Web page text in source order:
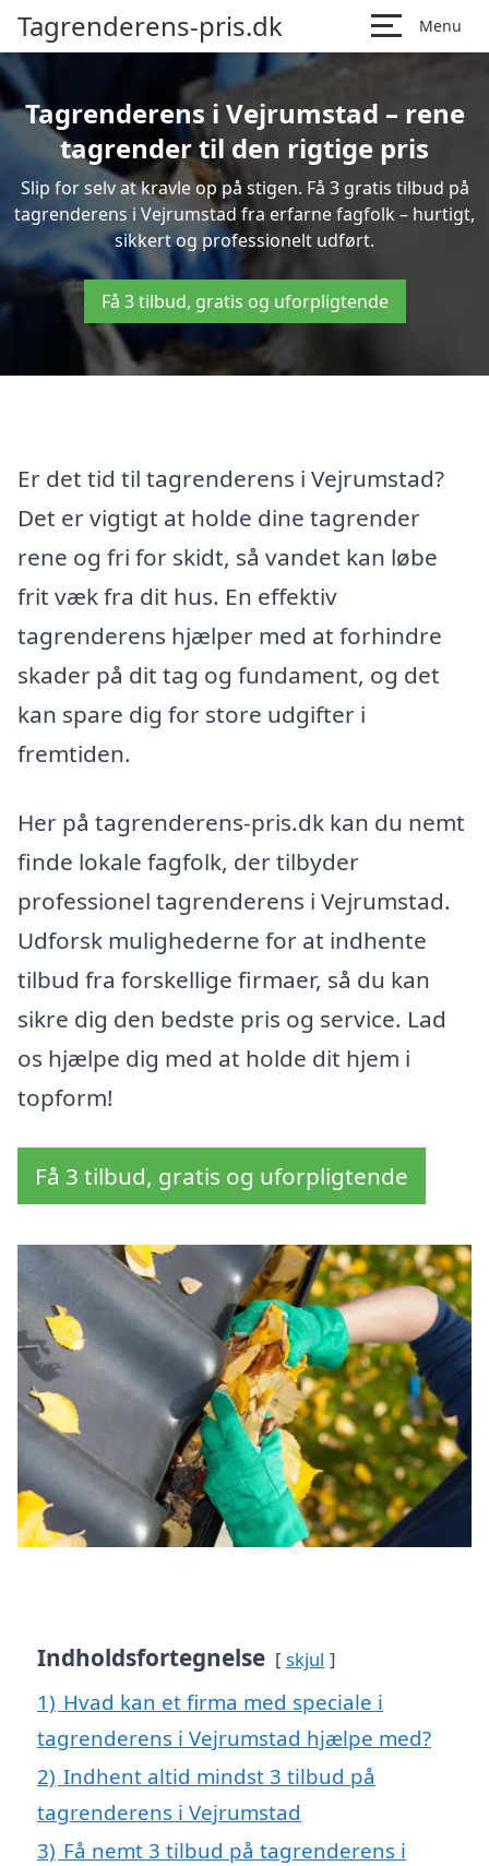
Tagrenderens-pris.dk Menu
Tagrenderens i Vejrumstad – rene
tagrender til den rigtige pris
Slip for selv at kravle op på stigen. Få 3 gratis tilbud på
tagrenderens i Vejrumstad fra erfarne fagfolk – hurtigt,
sikkert og professionelt udført.
Få 3 tilbud, gratis og uforpligtende
Er det tid til tagrenderens i Vejrumstad?
Det er vigtigt at holde dine tagrender
rene og fri for skidt, så vandet kan løbe
frit væk fra dit hus. En effektiv
tagrenderens hjælper med at forhindre
skader på dit tag og fundament, og det
kan spare dig for store udgifter i
fremtiden.
Her på tagrenderens-pris.dk kan du nemt
finde lokale fagfolk, der tilbyder
professionel tagrenderens i Vejrumstad.
Udforsk mulighederne for at indhente
tilbud fra forskellige firmaer, så du kan
sikre dig den bedste pris og service. Lad
os hjælpe dig med at holde dit hjem i
topform!
Få 3 tilbud, gratis og uforpligtende
Indholdsfortegnelse skjul
1) Hvad kan et firma med speciale i
tagrenderens i Vejrumstad hjælpe med?
2) Indhent altid mindst 3 tilbud på
tagrenderens i Vejrumstad
3) Få nemt 3 tilbud på tagrenderens i